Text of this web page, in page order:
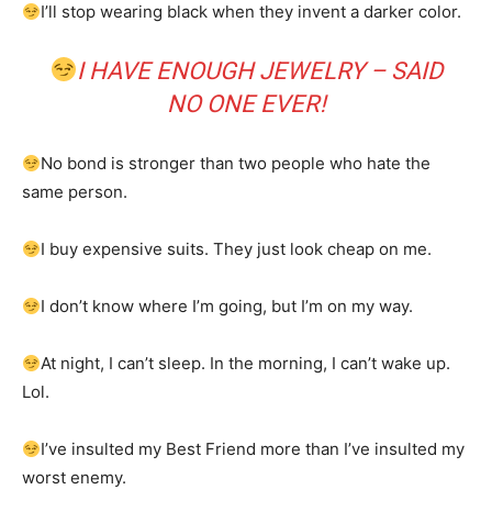
I’ll stop wearing black when they invent a darker color.
I HAVE ENOUGH JEWELRY – SAID
NO ONE EVER!
No bond is stronger than two people who hate the
same person.
I buy expensive suits. They just look cheap on me.
I don’t know where I’m going, but I’m on my way.
At night, I can’t sleep. In the morning, I can’t wake up.
Lol.
I’ve insulted my Best Friend more than I’ve insulted my
worst enemy.